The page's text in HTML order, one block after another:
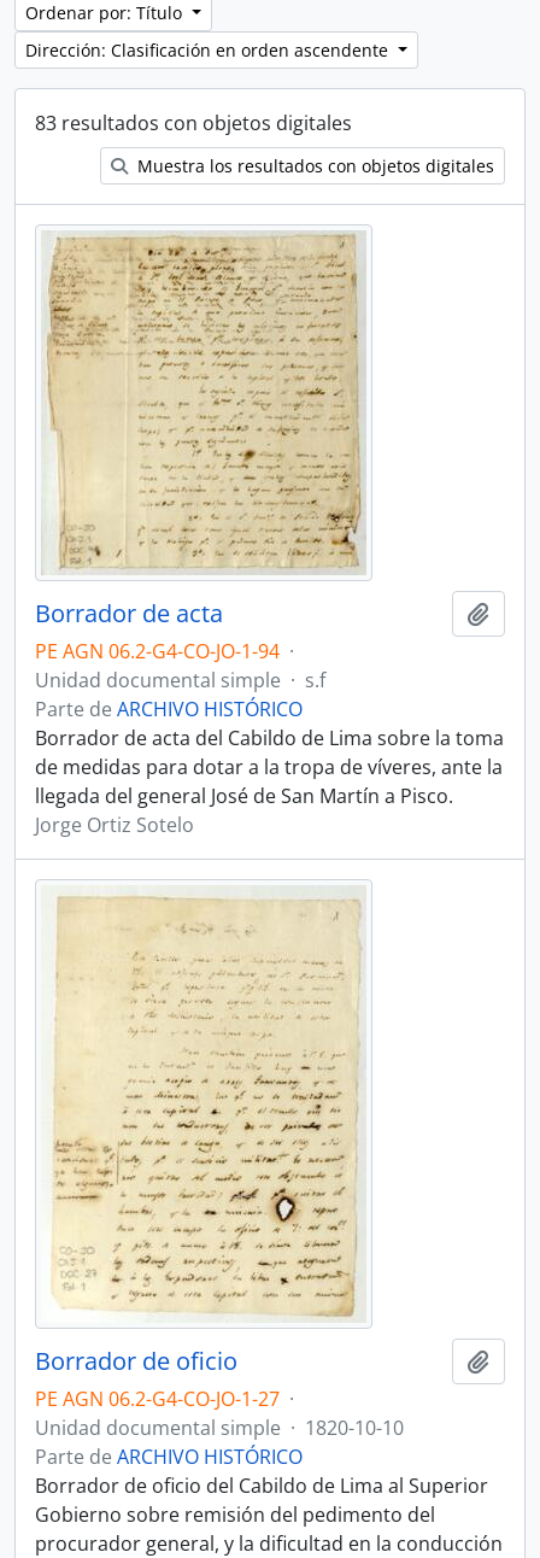
Ordenar por: Título
Dirección: Clasificación en orden ascendente
83 resultados con objetos digitales
Muestra los resultados con objetos digitales
Borrador de acta
PE AGN 06.2-G4-CO-JO-1-94 ·
Unidad documental simple · s.f
Parte de ARCHIVO HISTÓRICO
Borrador de acta del Cabildo de Lima sobre la toma
de medidas para dotar a la tropa de víveres, ante la
llegada del general José de San Martín a Pisco.
Jorge Ortiz Sotelo
Borrador de oficio
PE AGN 06.2-G4-CO-JO-1-27 ·
Unidad documental simple · 1820-10-10
Parte de ARCHIVO HISTÓRICO
Borrador de oficio del Cabildo de Lima al Superior
Gobierno sobre remisión del pedimento del
procurador general, y la dificultad en la conducción